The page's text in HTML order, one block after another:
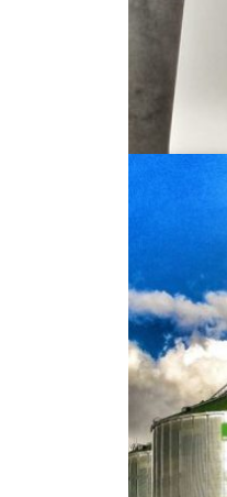
Standard